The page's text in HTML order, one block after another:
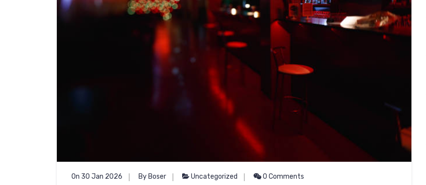
On 30 Jan 2026 By Boser Uncategorized 0 Comments